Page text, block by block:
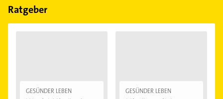
Feiertagen abweichen können.
Ratgeber
GESÜNDER LEBEN GESÜNDER LEBEN